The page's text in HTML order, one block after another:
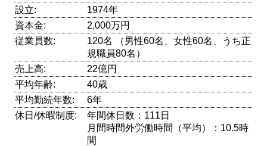
設立:
1974年
資本金:
2,000万円
従業員数:
120名 （男性60名、女性60名、うち正
規職員80名）
売上高:
22億円
平均年齢:
40歳
平均勤続年数:
6年
休日/休暇制度:
年間休日数：111日
月間時間外労働時間（平均）：10.5時
間